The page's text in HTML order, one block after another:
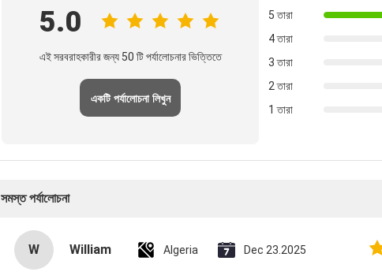
5.0
এই সরবরাহকারীর জন্য 50 টি পর্যালোচনার ভিত্তিতে
একটি পর্যালোচনা লিখুন
5 তারা
4 তারা
3 তারা
2 তারা
1 তারা
সমস্ত পর্যালোচনা
W William Algeria Dec 23.2025